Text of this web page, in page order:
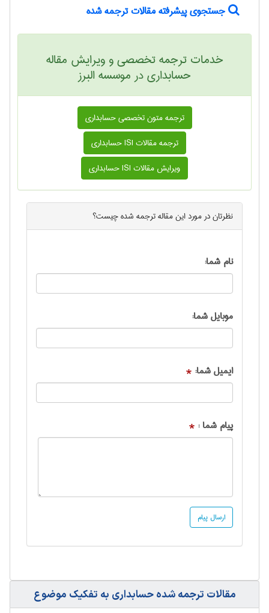
جستجوی پیشرفته مقالات ترجمه شده
خدمات ترجمه تخصصی و ویرایش مقاله
حسابداری در موسسه البرز
ترجمه متون تخصصی حسابداری
ترجمه مقالات ISI حسابداری
ویرایش مقالات ISI حسابداری
نظرتان در مورد اینمقاله ترجمه شدهچیست؟
نام شما:
موبایل شما:
ایمیل شما: *
پیام شما : *
مقالات ترجمه شده حسابداری به تفکیک موضوع